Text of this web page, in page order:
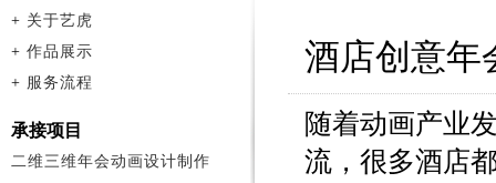
酒店创意年
随着动画产业
流，很多酒店
+ 关于艺虎
+ 作品展示
+ 服务流程
承接项目
二维三维年会动画设计制作